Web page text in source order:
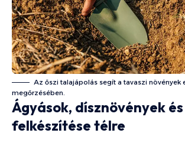
Az őszi talajápolás segít a tavaszi növények
megőrzésében.
Ágyások, dísznövények
felkészítése télre